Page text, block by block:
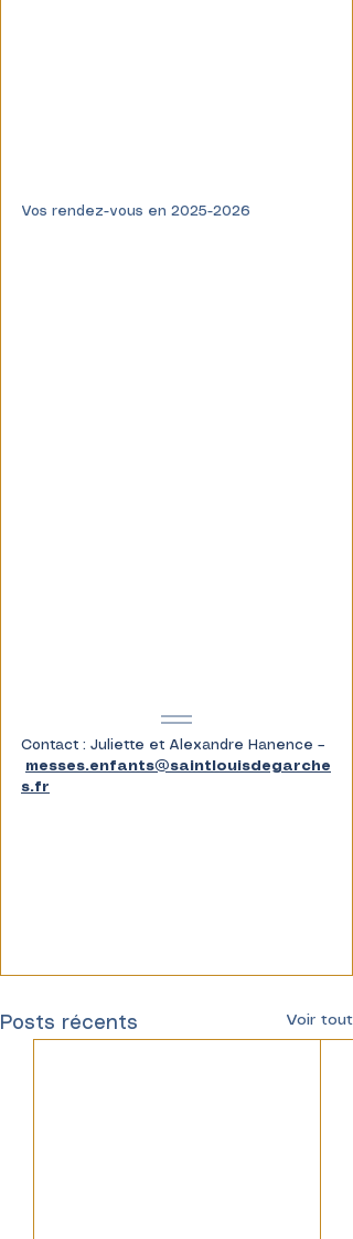
Vos rendez-vous en 2025-2026
Contact : Juliette et Alexandre Hanence –
messes.enfants@saintlouisdegarche
s.fr
Posts récents Voir tout